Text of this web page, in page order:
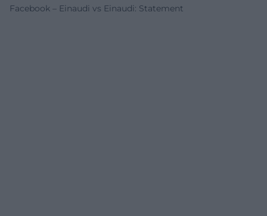
Facebook – Einaudi vs Einaudi: Statement